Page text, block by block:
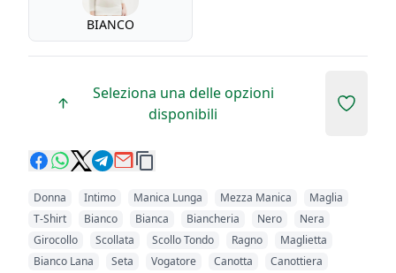
BIANCO
Seleziona una delle opzioni
disponibili
Add to
Donna Intimo Manica Lunga Mezza Manica
Maglia
T-Shirt
Bianco Bianca Biancheria Nero
Nera
Girocollo
Scollata Scollo Tondo Ragno
Maglietta
Bianco Lana
Seta Vogatore Canotta
Canottiera